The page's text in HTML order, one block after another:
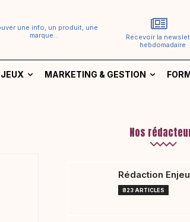
une info, un produit, une
marque...
Recevoir la
hebdomadaire
MARKETING & GESTION
Nos
Rédaction
823 ARTICLES